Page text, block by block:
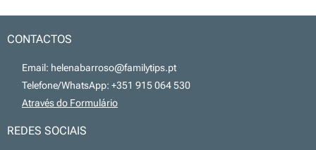
CONTACTOS
📧 Email: helenabarroso@familytips.pt
📞 Telefone/WhatsApp: +351 915 064 530
Através do Formulário
REDES SOCIAIS